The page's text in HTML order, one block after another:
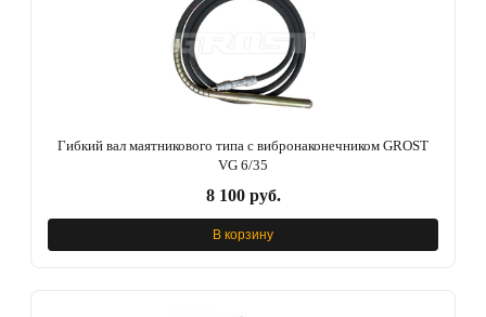
Гибкий вал маятникового типа с вибронаконечником GROST
VG 6/35
8 100 руб.
В корзину